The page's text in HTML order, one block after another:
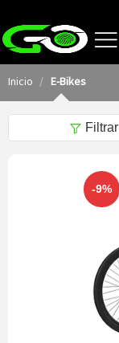
Inicio E-Bikes
Filtrar
-9%